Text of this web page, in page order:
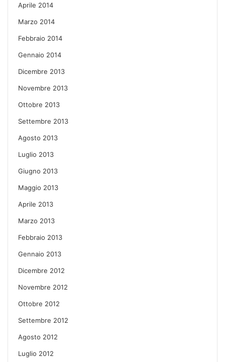
Aprile 2014
Marzo 2014
Febbraio 2014
Gennaio 2014
Dicembre 2013
Novembre 2013
Ottobre 2013
Settembre 2013
Agosto 2013
Luglio 2013
Giugno 2013
Maggio 2013
Aprile 2013
Marzo 2013
Febbraio 2013
Gennaio 2013
Dicembre 2012
Novembre 2012
Ottobre 2012
Settembre 2012
Agosto 2012
Luglio 2012